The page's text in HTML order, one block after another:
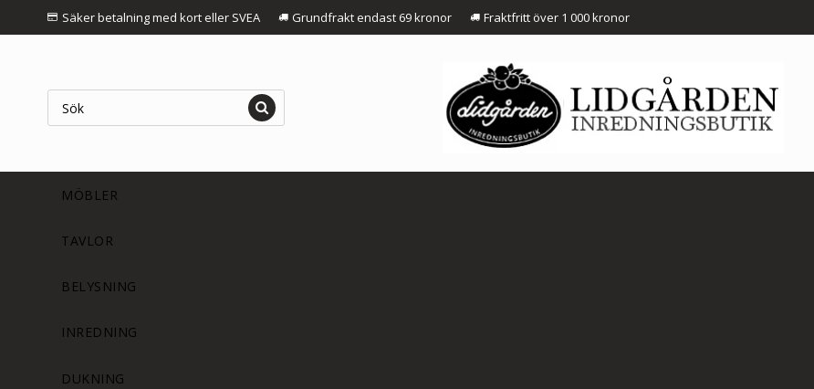
Säker betalning med kort eller SVEA Grundfrakt endast 69 kronor Fraktfritt över 1 000 kronor
MÖBLER
TAVLOR
BELYSNING
INREDNING
DUKNING